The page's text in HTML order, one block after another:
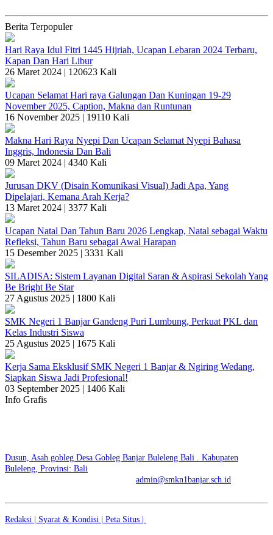
Berita Terpopuler
Hari Raya Idul Fitri 1445 Hijriah, Ucapan Lebaran 2024 Terbaru,
Kapan Dan Hari Libur
26 Maret 2024 | 120623 Kali
Ucapan Selamat Hari raya Galungan Dan Kuningan 19-29
November 2025, Caption, Makna dan Runtunan
16 November 2025 | 19110 Kali
Makna Hari Raya Nyepi Dan Ucapan Selamat Nyepi Bahasa
Inggris, Indonesia Dan Bali
09 Maret 2024 | 4340 Kali
Jurusan DKV (Disain Komunikasi Visual) Jadi Apa, Yang
Dipelajari, Kemana Arah Kerja?
13 Maret 2024 | 3377 Kali
Ucapan Natal Dan Tahun Baru 2026 Lengkap, Natal sebagai Waktu
Refleksi, Tahun Baru sebagai Awal Harapan
15 Desember 2025 | 3331 Kali
SILADISA: Sistem Layanan Digital Saran & Aspirasi Sekolah Yang
Be Bright Be Star
27 Agustus 2025 | 1800 Kali
SMK Negeri 1 Banjar Gandeng Puri Lumbung, Perkuat PKL dan
Kelas Industri Siswa
25 Agustus 2025 | 1675 Kali
Kerja Sama Eksklusif SMK Negeri 1 Banjar & Ngiring Wedang,
Siapkan Siswa Jadi Profesional!
03 September 2025 | 1406 Kali
Info Grafis
Dusun, Asah gobleg Desa Gobleg Banjar Buleleng Bali . Kabupaten
Buleleng, Provinsi: Bali
admin@smkn1banjar.sch.id
Redaksi | Syarat & Kondisi | Peta Situs |